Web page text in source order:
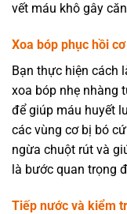
vết máu khô gây
Xoa bóp phục hồi
Bạn thực hiện cách
xoa bóp nhẹ nhàng
để giúp máu huyết
các vùng cơ bị bó
ngừa chuột rút và
là bước quan trọng
Tiếp nước và kiểm